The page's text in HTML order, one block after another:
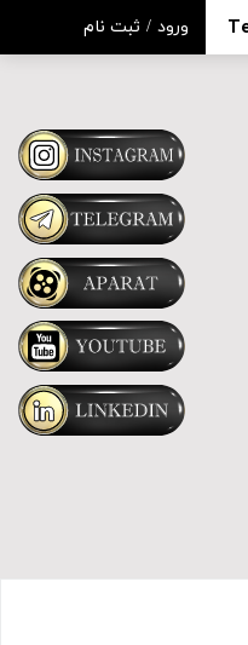
ورود / ثبت نام
سفارشات
خروج از حساب کاربری